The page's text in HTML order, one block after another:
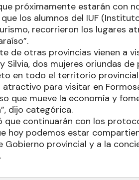
próximamente estarán con
los alumnos del IUF
recorrieron los lugares
de otras provincias vienen a
Silvia, dos mujeres oriundas
en todo el territorio provincial
atractivo para visitar en
que mueve la economía y
dijo categórica.
que continuarán con los
hoy podemos estar
Gobierno provincial y a la